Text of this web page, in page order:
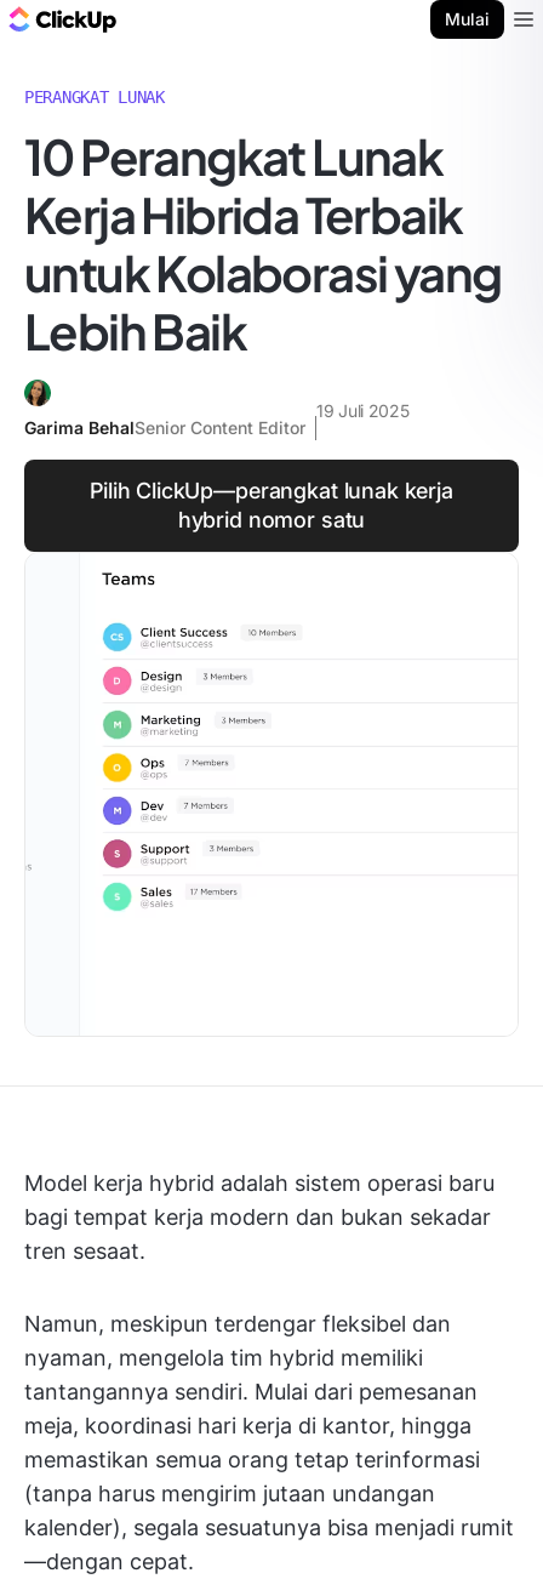
Mulai
PERANGKAT LUNAK
10 Perangkat Lunak
Kerja Hibrida Terbaik
untuk Kolaborasi yang
Lebih Baik
Garima BehalSenior Content Editor
19 Juli 2025
Pilih ClickUp—perangkat lunak kerja
hybrid nomor satu
Model kerja hybrid adalah sistem operasi baru
bagi tempat kerja modern dan bukan sekadar
tren sesaat.
Namun, meskipun terdengar fleksibel dan
nyaman, mengelola tim hybrid memiliki
tantangannya sendiri. Mulai dari pemesanan
meja, koordinasi hari kerja di kantor, hingga
memastikan semua orang tetap terinformasi
(tanpa harus mengirim jutaan undangan
kalender), segala sesuatunya bisa menjadi rumit
—dengan cepat.